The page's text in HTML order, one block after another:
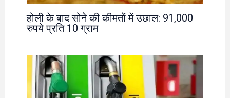
होली के बाद सोने की कीमतों में उछाल: 91,000
रुपये प्रति 10 ग्राम